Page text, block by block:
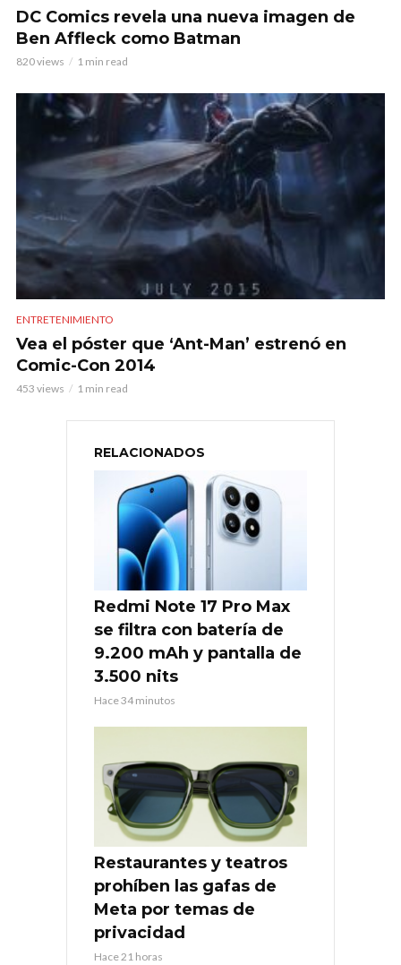
DC Comics revela una nueva imagen de
Ben Affleck como Batman
820 views 1 min read
ENTRETENIMIENTO
Vea el póster que ‘Ant-Man’ estrenó en
Comic-Con 2014
453 views 1 min read
RELACIONADOS
Redmi Note 17 Pro Max
se filtra con batería de
9.200 mAh y pantalla de
3.500 nits
Hace 34 minutos
Restaurantes y teatros
prohíben las gafas de
Meta por temas de
privacidad
Hace 21 horas